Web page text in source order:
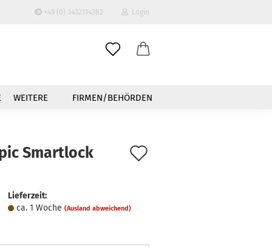
+49 (0) 3432114382 Login
vergessen?
FIRMEN/BEHÖRDEN
WEITERE
Smartlock
Lieferzeit:
ca. 1 Woche (Ausland abweichend)